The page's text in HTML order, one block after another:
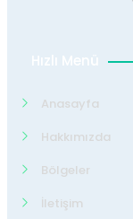
Hızlı Menü
Anasayfa
Hakkımızda
Bölgeler
İletişim